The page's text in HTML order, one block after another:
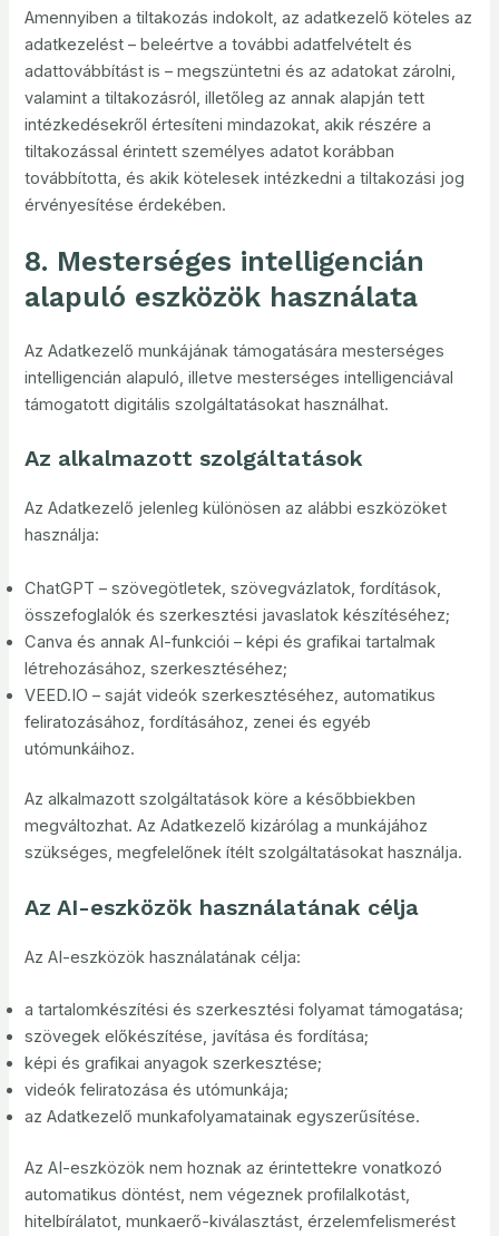
Amennyiben a tiltakozás indokolt, az adatkezelő köteles az
adatkezelést – beleértve a további adatfelvételt és
adattovábbítást is – megszüntetni és az adatokat zárolni,
valamint a tiltakozásról, illetőleg az annak alapján tett
intézkedésekről értesíteni mindazokat, akik részére a
tiltakozással érintett személyes adatot korábban
továbbította, és akik kötelesek intézkedni a tiltakozási jog
érvényesítése érdekében.
8. Mesterséges intelligencián
alapuló eszközök használata
Az Adatkezelő munkájának támogatására mesterséges
intelligencián alapuló, illetve mesterséges intelligenciával
támogatott digitális szolgáltatásokat használhat.
Az alkalmazott szolgáltatások
Az Adatkezelő jelenleg különösen az alábbi eszközöket
használja:
ChatGPT – szövegötletek, szövegvázlatok, fordítások,
összefoglalók és szerkesztési javaslatok készítéséhez;
Canva és annak AI-funkciói – képi és grafikai tartalmak
létrehozásához, szerkesztéséhez;
VEED.IO – saját videók szerkesztéséhez, automatikus
feliratozásához, fordításához, zenei és egyéb
utómunkáihoz.
Az alkalmazott szolgáltatások köre a későbbiekben
megváltozhat. Az Adatkezelő kizárólag a munkájához
szükséges, megfelelőnek ítélt szolgáltatásokat használja.
Az AI-eszközök használatának célja
Az AI-eszközök használatának célja:
a tartalomkészítési és szerkesztési folyamat támogatása;
szövegek előkészítése, javítása és fordítása;
képi és grafikai anyagok szerkesztése;
videók feliratozása és utómunkája;
az Adatkezelő munkafolyamatainak egyszerűsítése.
Az AI-eszközök nem hoznak az érintettekre vonatkozó
automatikus döntést, nem végeznek profilalkotást,
hitelbírálatot, munkaerő-kiválasztást, érzelemfelismerést